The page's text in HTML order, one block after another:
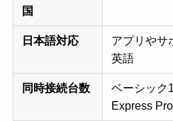
国
日本語対応
アプリやサ
英語
同時接続台数
ベーシック
Express